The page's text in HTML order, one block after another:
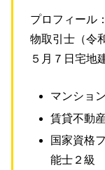
プロフィール
物取引士（令
５月７日宅地
マンショ
賃貸不動
国家資格
能士２級